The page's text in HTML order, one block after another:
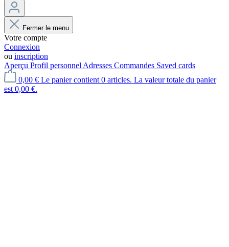
Fermer le menu
Votre compte
Connexion
ou inscription
Aperçu Profil personnel Adresses Commandes Saved cards
0,00 € Le panier contient 0 articles. La valeur totale du panier
est 0,00 €.